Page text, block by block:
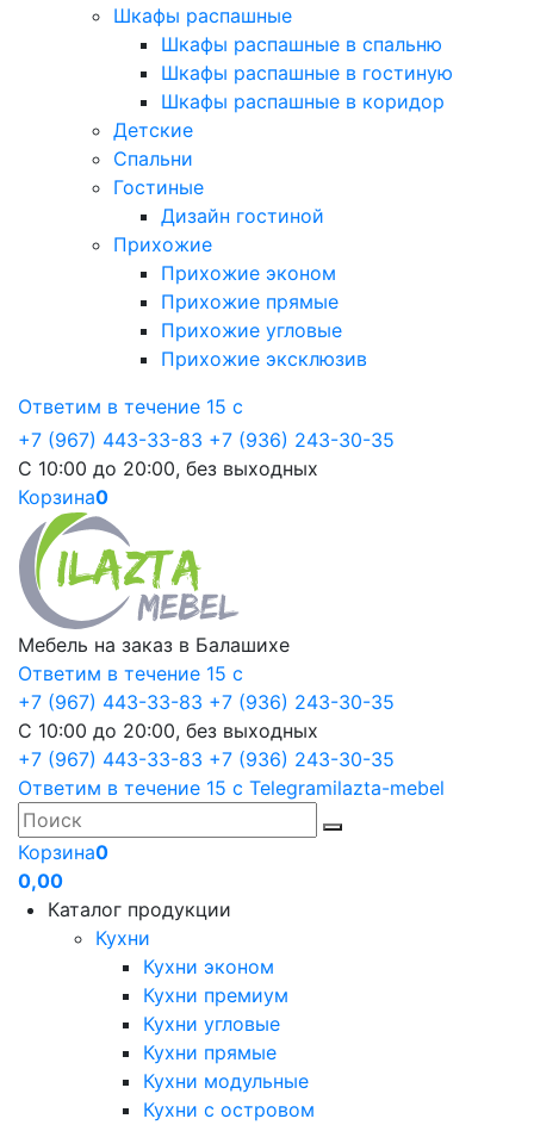
Шкафы распашные
Шкафы распашные в спальню
Шкафы распашные в гостиную
Шкафы распашные в коридор
Детские
Спальни
Гостиные
Дизайн гостиной
Прихожие
Прихожие эконом
Прихожие прямые
Прихожие угловые
Прихожие эксклюзив
Ответим в течение 15 с
+7 (967) 443-33-83 +7 (936) 243-30-35
С 10:00 до 20:00, без выходных
Корзина0
Мебель на заказ в Балашихе
Ответим в течение 15 с
+7 (967) 443-33-83 +7 (936) 243-30-35
С 10:00 до 20:00, без выходных
+7 (967) 443-33-83 +7 (936) 243-30-35
Ответим в течение 15 с Telegramilazta-mebel
Корзина0
0,00
Каталог продукции
Кухни
Кухни эконом
Кухни премиум
Кухни угловые
Кухни прямые
Кухни модульные
Кухни с островом